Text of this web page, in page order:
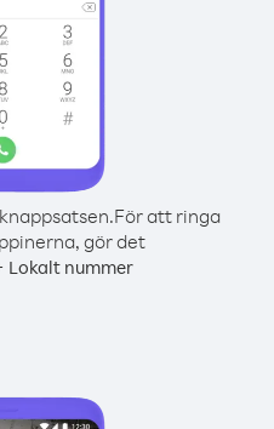
För att ringa
gör det
Lokalt nummer